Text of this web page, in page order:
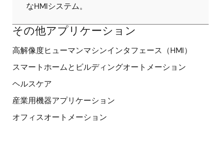
なHMIシステム。
その他アプリケーション
高解像度ヒューマンマシンインタフェース（HMI）
スマートホームとビルディングオートメーション
ヘルスケア
産業用機器アプリケーション
オフィスオートメーション